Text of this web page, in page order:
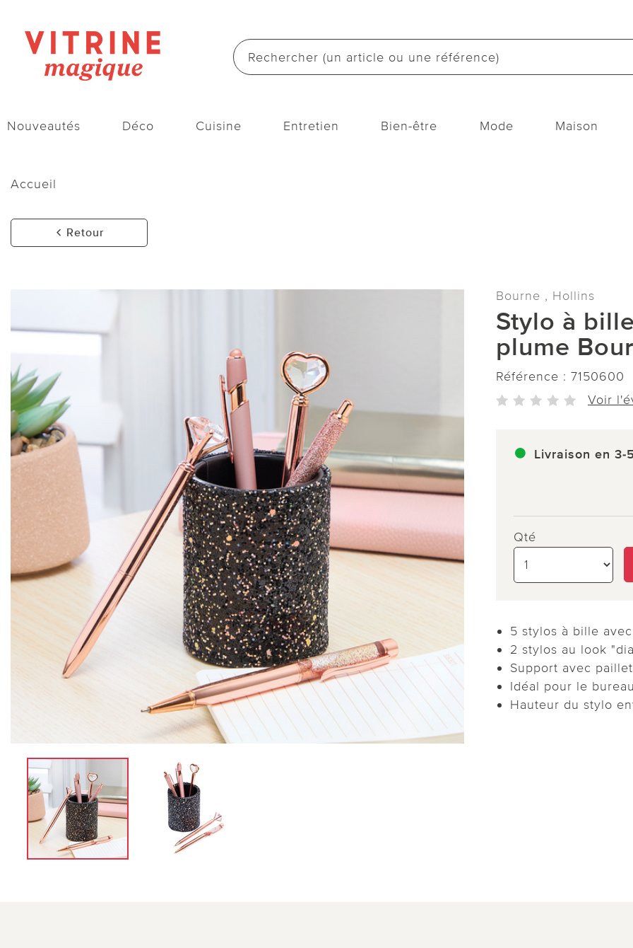
Nouveautés Déco Cuisine Entretien Bien-être Mode Maison
Accueil
Retour
Bourne , Hollins
Stylo à
plume
Référence : 7150600
Voir
Livraison en 3-
Qté
5 stylos à bille
2 stylos au look
Support avec
Idéal pour le
Hauteur du stylo